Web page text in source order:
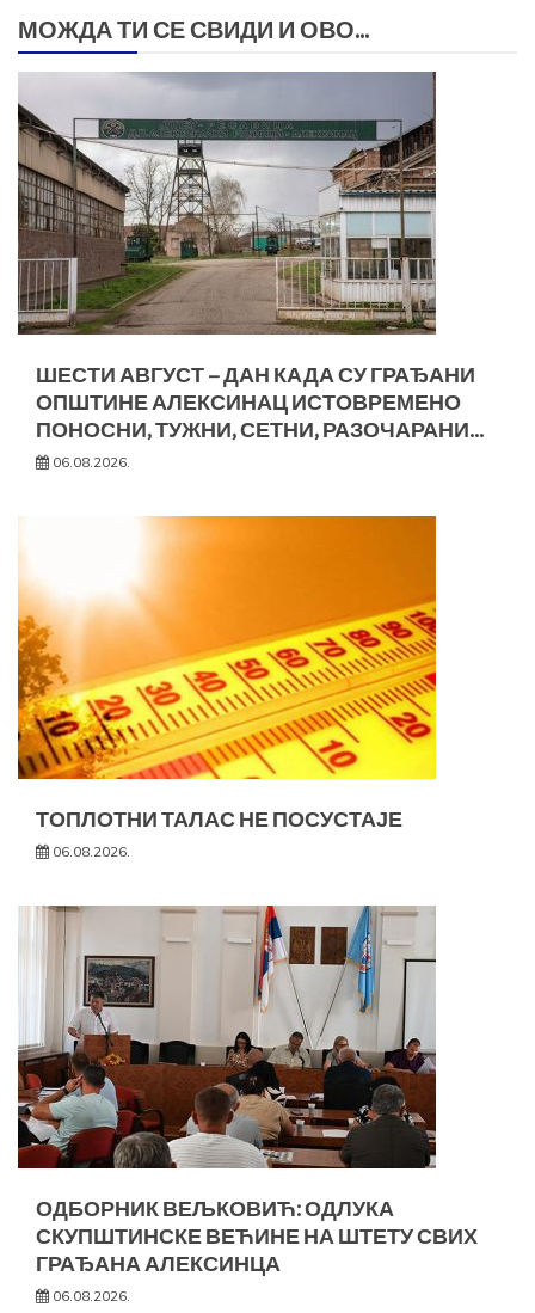
МОЖДА ТИ СЕ СВИДИ И ОВО...
ШЕСТИ АВГУСТ – ДАН КАДА СУ ГРАЂАНИ
ОПШТИНЕ АЛЕКСИНАЦ ИСТОВРЕМЕНО
ПОНОСНИ, ТУЖНИ, СЕТНИ, РАЗОЧАРАНИ…
06.08.2026.
ТОПЛОТНИ ТАЛАС НЕ ПОСУСТАЈЕ
06.08.2026.
ОДБОРНИК ВЕЉКОВИЋ: ОДЛУКА
СКУПШТИНСКЕ ВЕЋИНЕ НА ШТЕТУ СВИХ
ГРАЂАНА АЛЕКСИНЦА
06.08.2026.